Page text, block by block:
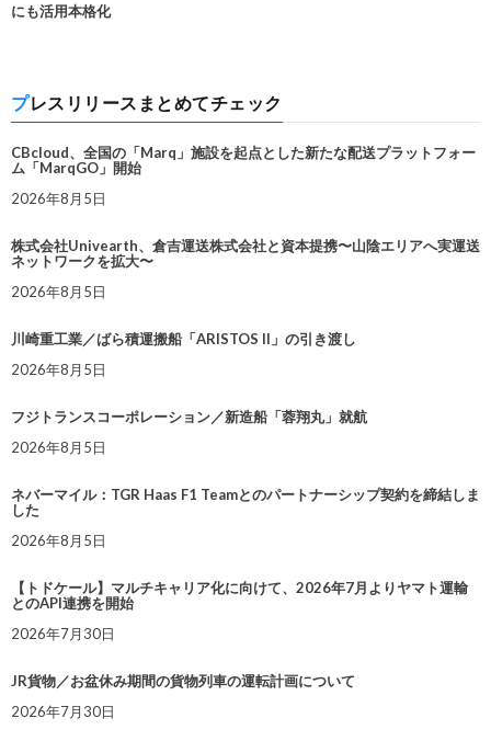
にも活用本格化
プレスリリースまとめてチェック
CBcloud、全国の「Marq」施設を起点とした新たな配送プラットフォー
ム「MarqGO」開始
2026年8月5日
株式会社Univearth、倉吉運送株式会社と資本提携〜山陰エリアへ実運送
ネットワークを拡大〜
2026年8月5日
川崎重工業／ばら積運搬船「ARISTOS II」の引き渡し
2026年8月5日
フジトランスコーポレーション／新造船「蓉翔丸」就航
2026年8月5日
ネバーマイル：TGR Haas F1 Teamとのパートナーシップ契約を締結しま
した
2026年8月5日
【トドケール】マルチキャリア化に向けて、2026年7月よりヤマト運輸
とのAPI連携を開始
2026年7月30日
JR貨物／お盆休み期間の貨物列車の運転計画について
2026年7月30日